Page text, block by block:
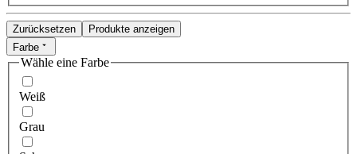
Zurücksetzen
Produkte anzeigen
Farbe
Wähle eine Farbe
Weiß
Grau